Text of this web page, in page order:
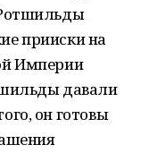
прииски на
Империи
давали
он готовы